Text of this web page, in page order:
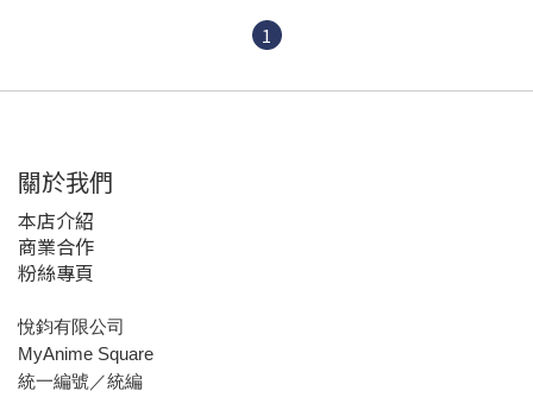
1
關於我們
本店介紹
商業合作
粉絲專頁
悅鈞有限公司
MyAnime Square
統一編號／統編